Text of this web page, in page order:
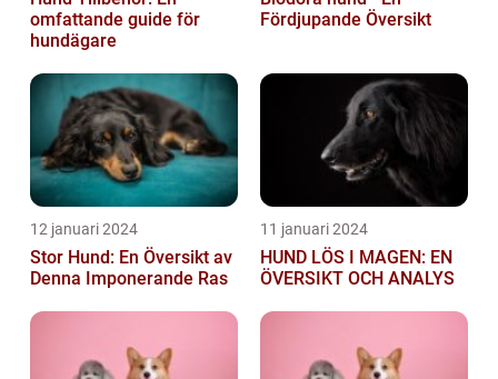
omfattande guide för
hundägare
Fördjupande Översikt
12 januari 2024
Stor Hund: En Översikt av
Denna Imponerande Ras
11 januari 2024
HUND LÖS I MAGEN: EN
ÖVERSIKT OCH ANALYS